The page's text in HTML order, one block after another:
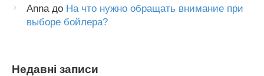
Annaдо На что нужно обращать внимание при
выборе бойлера?
Недавні записи